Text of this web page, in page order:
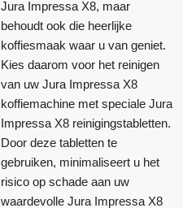
Jura Impressa X8, maar
behoudt ook die heerlijke
koffiesmaak waar u van geniet.
Kies daarom voor het reinigen
van uw Jura Impressa X8
koffiemachine met speciale Jura
Impressa X8 reinigingstabletten.
Door deze tabletten te
gebruiken, minimaliseert u het
risico op schade aan uw
waardevolle Jura Impressa X8